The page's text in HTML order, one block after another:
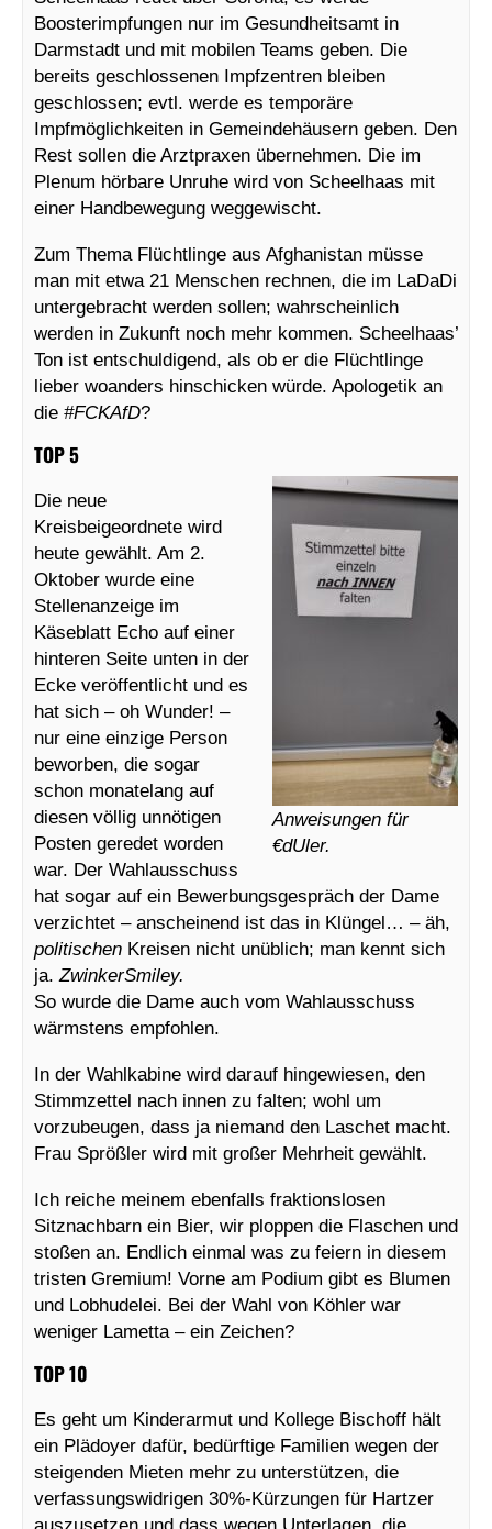
Boosterimpfungen nur im Gesundheitsamt in
Darmstadt und mit mobilen Teams geben. Die
bereits geschlossenen Impfzentren bleiben
geschlossen; evtl. werde es temporäre
Impfmöglichkeiten in Gemeindehäusern geben. Den
Rest sollen die Arztpraxen übernehmen. Die im
Plenum hörbare Unruhe wird von Scheelhaas mit
einer Handbewegung weggewischt.
Zum Thema Flüchtlinge aus Afghanistan müsse
man mit etwa 21 Menschen rechnen, die im LaDaDi
untergebracht werden sollen; wahrscheinlich
werden in Zukunft noch mehr kommen. Scheelhaas’
Ton ist entschuldigend, als ob er die Flüchtlinge
lieber woanders hinschicken würde. Apologetik an
die #FCKAfD?
TOP 5
Anweisungen für
€dUler.
Die neue
Kreisbeigeordnete wird
heute gewählt. Am 2.
Oktober wurde eine
Stellenanzeige im
Käseblatt Echo auf einer
hinteren Seite unten in der
Ecke veröffentlicht und es
hat sich – oh Wunder! –
nur eine einzige Person
beworben, die sogar
schon monatelang auf
diesen völlig unnötigen
Posten geredet worden
war. Der Wahlausschuss
hat sogar auf ein Bewerbungsgespräch der Dame
verzichtet – anscheinend ist das in Klüngel… – äh,
politischen Kreisen nicht unüblich; man kennt sich
ja. ZwinkerSmiley.
So wurde die Dame auch vom Wahlausschuss
wärmstens empfohlen.
In der Wahlkabine wird darauf hingewiesen, den
Stimmzettel nach innen zu falten; wohl um
vorzubeugen, dass ja niemand den Laschet macht.
Frau Sprößler wird mit großer Mehrheit gewählt.
Ich reiche meinem ebenfalls fraktionslosen
Sitznachbarn ein Bier, wir ploppen die Flaschen und
stoßen an. Endlich einmal was zu feiern in diesem
tristen Gremium! Vorne am Podium gibt es Blumen
und Lobhudelei. Bei der Wahl von Köhler war
weniger Lametta – ein Zeichen?
TOP 10
Es geht um Kinderarmut und Kollege Bischoff hält
ein Plädoyer dafür, bedürftige Familien wegen der
steigenden Mieten mehr zu unterstützen, die
verfassungswidrigen 30%-Kürzungen für Hartzer
auszusetzen und dass wegen Unterlagen, die